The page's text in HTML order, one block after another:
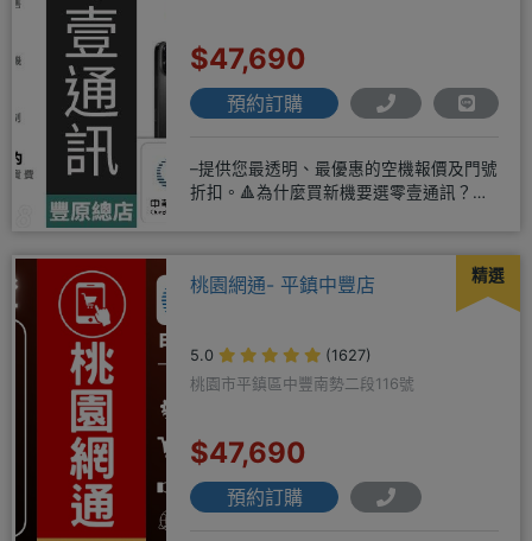
$47,690
預約訂購
–提供您最透明、最優惠的空機報價及門號
折扣。🔺為什麼買新機要選零壹通訊？
精選
桃園網通- 平鎮中豐店
5.0
(1627)
桃園市平鎮區中豐南勢二段116號
$47,690
預約訂購